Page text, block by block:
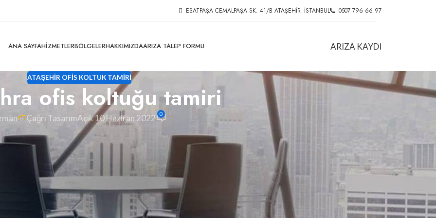
ESATPAŞA CEMALPAŞA SK. 41/B ATAŞEHIR -İSTANBUL 0507 796 66 97
ANA SAYFAHIZMETLERBÖLGELERHAKKIMIZDAARIZA TALEP FORMU ARIZA KAYDI
ATAŞEHIR OFIS KOLTUK TAMIRI
ofis koltuğu tamiri
Çağrı TasarımAçık 10 Haziran 2022 0
ofis koltuk kaplama ve koltuk amortisörü
ve koltuk kumaş değişimlerini yapıyoruz. Tüm kurumsal
bakım, yedek parça değişimlerinde ücretsiz nakliye
HIZMETLER
Ofis Koltuk Tamiri
Konferans Koltuğu Tamiri
Döner Sandalye Tamiri